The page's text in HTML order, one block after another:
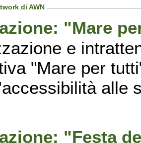
di AWN
"Mare
e
"Mare per
alle
"Festa